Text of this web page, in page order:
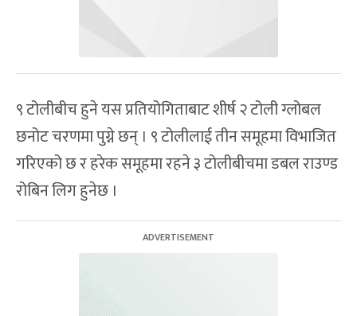
९ टोलीबीच हुने यस प्रतियोगिताबाट शीर्ष २ टोली ग्लोबल
छनोट चरणमा पुग्ने छन् । ९ टोलीलाई तीन समूहमा विभाजित
गरिएको छ र हरेक समूहमा रहने ३ टोलीबीचमा डबल राउण्ड
रोबिन लिग हुनेछ ।